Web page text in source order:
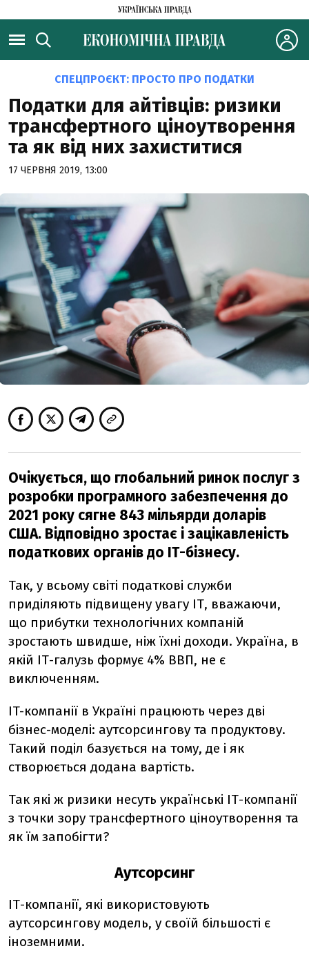
СПЕЦПРОЄКТ: ПРОСТО ПРО ПОДАТКИ
Податки для айтівців: ризики
трансфертного ціноутворення
та як від них захиститися
17 ЧЕРВНЯ 2019, 13:00
Очікується, що глобальний ринок послуг з
розробки програмного забезпечення до
2021 року сягне 843 мільярди доларів
США. Відповідно зростає і зацікавленість
податкових органів до ІТ-бізнесу.
Так, у всьому світі податкові служби
приділяють підвищену увагу IТ, вважаючи,
що прибутки технологічних компаній
зростають швидше, ніж їхні доходи. Україна, в
якій ІТ-галузь формує 4% ВВП, не є
виключенням.
ІT-компанії в Україні працюють через дві
бізнес-моделі: аутсорсингову та продуктову.
Такий поділ базується на тому, де і як
створюється додана вартість.
Так які ж ризики несуть українські ІТ-компанії
з точки зору трансфертного ціноутворення та
як їм запобігти?
Аутсорсинг
ІТ-компанії, які використовують
аутсорсингову модель, у своїй більшості є
іноземними.